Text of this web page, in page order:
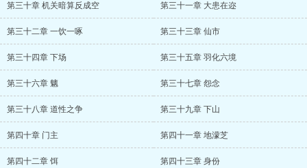
第三十章 机关暗算反成空 第三十一章 大患在迩
第三十二章 一饮一啄 第三十三章 仙市
第三十四章 下场 第三十五章 羽化六境
第三十六章 魑 第三十七章 怨念
第三十八章 道性之争 第三十九章 下山
第四十章 门主 第四十一章 地濛芝
第四十二章 饵 第四十三章 身份